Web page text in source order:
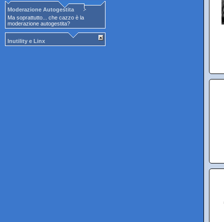
Moderazione Autogestita
Ma soprattutto... che cazzo è la
moderazione autogestita?
Inutility e Linx